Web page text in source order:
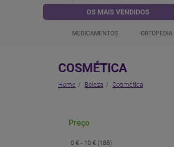
OS MAIS VENDIDOS
MEDICAMENTOS ORTOPEDIA
COSMÉTICA
Home Beleza Cosmética
Preço
0 € - 10 € (188)